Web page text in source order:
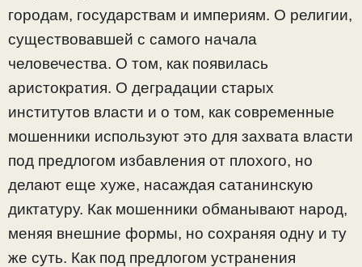
городам, государствам и империям. О религии,
существовавшей с самого начала
человечества. О том, как появилась
аристократия. О деградации старых
институтов власти и о том, как современные
мошенники используют это для захвата власти
под предлогом избавления от плохого, но
делают еще хуже, насаждая сатанинскую
диктатуру. Как мошенники обманывают народ,
меняя внешние формы, но сохраняя одну и ту
же суть. Как под предлогом устранения